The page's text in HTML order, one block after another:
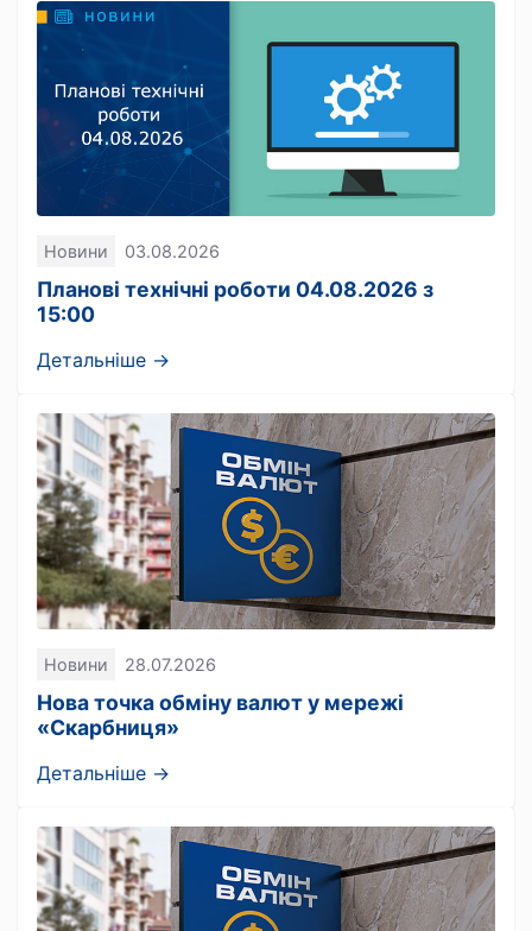
Новини 03.08.2026
Планові технічні роботи 04.08.2026 з
15:00
Детальніше →
Новини 28.07.2026
Нова точка обміну валют у мережі
«Скарбниця»
Детальніше →